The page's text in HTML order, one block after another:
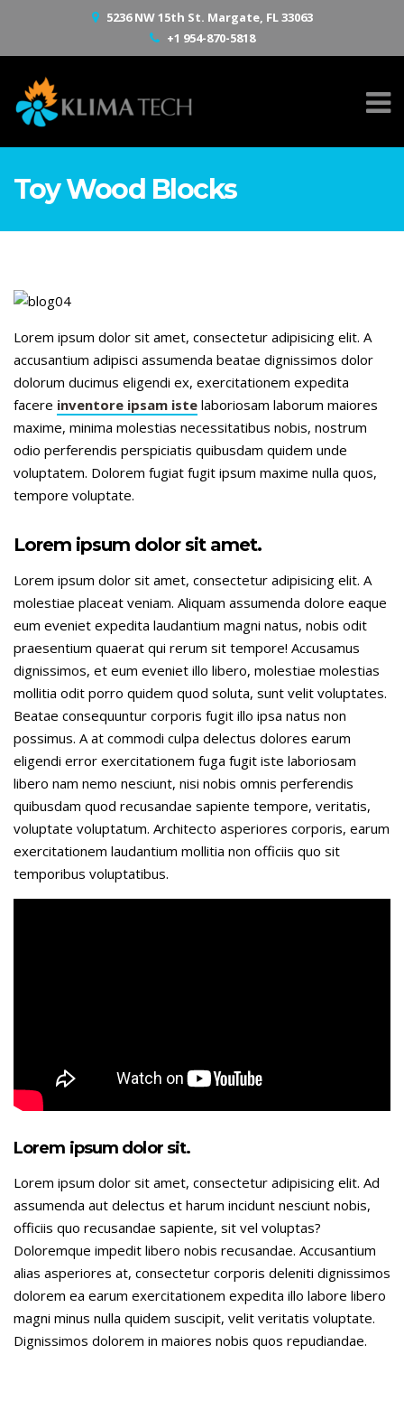
5236 NW 15th St. Margate, FL 33063
+1 954-870-5818
Toy Wood Blocks
Lorem ipsum dolor sit amet, consectetur adipisicing elit. A
accusantium adipisci assumenda beatae dignissimos dolor
dolorum ducimus eligendi ex, exercitationem expedita
facere inventore ipsam iste laboriosam laborum maiores
maxime, minima molestias necessitatibus nobis, nostrum
odio perferendis perspiciatis quibusdam quidem unde
voluptatem. Dolorem fugiat fugit ipsum maxime nulla quos,
tempore voluptate.
Lorem ipsum dolor sit amet.
Lorem ipsum dolor sit amet, consectetur adipisicing elit. A
molestiae placeat veniam. Aliquam assumenda dolore eaque
eum eveniet expedita laudantium magni natus, nobis odit
praesentium quaerat qui rerum sit tempore! Accusamus
dignissimos, et eum eveniet illo libero, molestiae molestias
mollitia odit porro quidem quod soluta, sunt velit voluptates.
Beatae consequuntur corporis fugit illo ipsa natus non
possimus. A at commodi culpa delectus dolores earum
eligendi error exercitationem fuga fugit iste laboriosam
libero nam nemo nesciunt, nisi nobis omnis perferendis
quibusdam quod recusandae sapiente tempore, veritatis,
voluptate voluptatum. Architecto asperiores corporis, earum
exercitationem laudantium mollitia non officiis quo sit
temporibus voluptatibus.
Lorem ipsum dolor sit.
Lorem ipsum dolor sit amet, consectetur adipisicing elit. Ad
assumenda aut delectus et harum incidunt nesciunt nobis,
officiis quo recusandae sapiente, sit vel voluptas?
Doloremque impedit libero nobis recusandae. Accusantium
alias asperiores at, consectetur corporis deleniti dignissimos
dolorem ea earum exercitationem expedita illo labore libero
magni minus nulla quidem suscipit, velit veritatis voluptate.
Dignissimos dolorem in maiores nobis quos repudiandae.